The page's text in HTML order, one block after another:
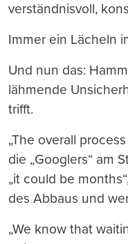
verständnisvoll,
Immer ein Lächeln
Und nun das:
lähmende
trifft.
„The overall
die „Googlers“ am
„it could be
des Abbaus und
„We know that